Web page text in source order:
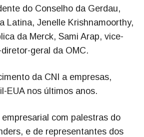
do Conselho da Gerdau,
Latina, Jenelle Krishnamoorthy,
da Merck, Sami Arap, vice-
geral da OMC.
da CNI a empresas,
EUA nos últimos anos.
com palestras do
e de representantes dos